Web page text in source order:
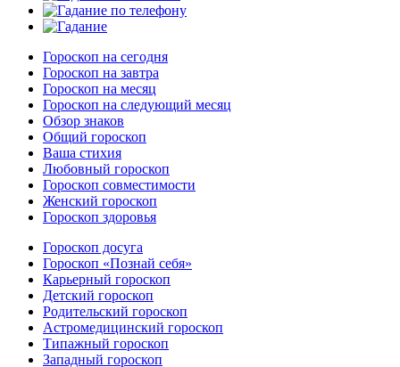
Гороскоп на сегодня
Гороскоп на завтра
Гороскоп на месяц
Гороскоп на следующий месяц
Обзор знаков
Общий гороскоп
Ваша стихия
Любовный гороскоп
Гороскоп совместимости
Женский гороскоп
Гороскоп здоровья
Гороскоп досуга
Гороскоп «Познай себя»
Карьерный гороскоп
Детский гороскоп
Родительский гороскоп
Астромедицинский гороскоп
Типажный гороскоп
Западный гороскоп